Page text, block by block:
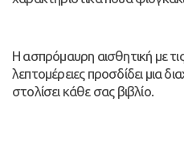
Η ασπρόμαυρη αισθητική με
λεπτομέρειες προσδίδει μια
στολίσει κάθε σας βιβλίο.